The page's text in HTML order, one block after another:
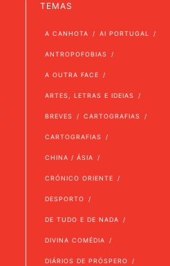
TEMAS
A CANHOTA AI PORTUGAL
ANTROPOFOBIAS
A OUTRA FACE
ARTES, LETRAS E IDEIAS
BREVES CARTOGRAFIAS
CARTOGRAFIAS
CHINA / ÁSIA
CRÓNICO ORIENTE
DESPORTO
DE TUDO E DE NADA
DIVINA COMÉDIA
DIÁRIOS DE PRÓSPERO